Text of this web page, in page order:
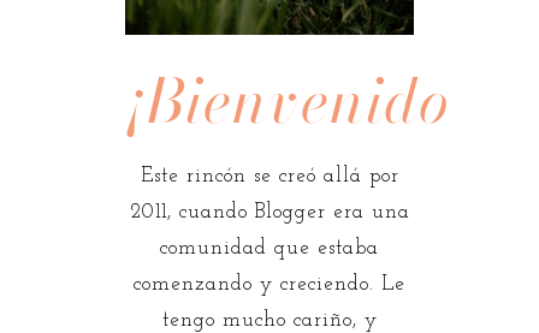
¡Bienvenidos!
Este rincón se creó allá por
2011, cuando Blogger era una
comunidad que estaba
comenzando y creciendo. Le
tengo mucho cariño, y